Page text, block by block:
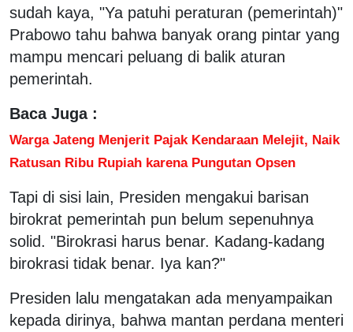
sudah kaya, "Ya patuhi peraturan (pemerintah)"
Prabowo tahu bahwa banyak orang pintar yang
mampu mencari peluang di balik aturan
pemerintah.
Baca Juga :
Warga Jateng Menjerit Pajak Kendaraan Melejit, Naik
Ratusan Ribu Rupiah karena Pungutan Opsen
Tapi di sisi lain, Presiden mengakui barisan
birokrat pemerintah pun belum sepenuhnya
solid. "Birokrasi harus benar. Kadang-kadang
birokrasi tidak benar. Iya kan?"
Presiden lalu mengatakan ada menyampaikan
kepada dirinya, bahwa mantan perdana menteri